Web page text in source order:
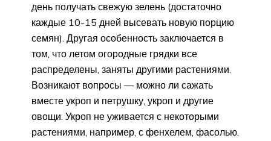
день получать свежую зелень (достаточно
каждые 10-15 дней высевать новую порцию
семян). Другая особенность заключается в
том, что летом огородные грядки все
распределены, заняты другими растениями.
Возникают вопросы — можно ли сажать
вместе укроп и петрушку, укроп и другие
овощи. Укроп не уживается с некоторыми
растениями, например, с фенхелем, фасолью.